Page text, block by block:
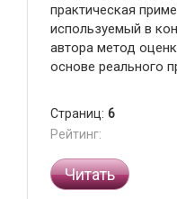
практическая
используемый в
автора метод
основе реального
Страниц: 6
Рейтинг:
Читать